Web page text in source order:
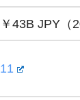
￥43B JPY（
11